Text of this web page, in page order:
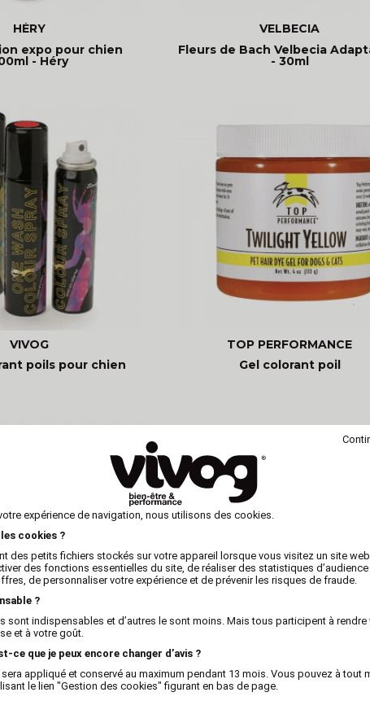
HÉRY
expo pour chien
- Héry
VELBECIA
Fleurs de Bach Velbecia
- 30ml
VIVOG
poils pour chien
TOP PERFORMANCE
Gel colorant poil
VIVOG
pour poils de
chien
Elastiques en latex pour
maintenir les papillottes
expérience de navigation, nous utilisons des cookies.
cookies ?
des petits fichiers stockés sur votre appareil lorsque vous visitez un site
des fonctions essentielles du site, de réaliser des statistiques
de personnaliser votre expérience et de prévenir les risques de fraude.
?
sont indispensables et d’autres le sont moins. Mais tous participent à rendre
et à votre goût.
ce que je peux encore changer d’avis ?
sera appliqué et conservé au maximum pendant 13 mois. Vous pouvez à tout
le lien "Gestion des cookies" figurant en bas de page.